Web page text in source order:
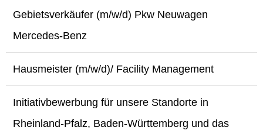
Gebietsverkäufer (m/w/d) Pkw Neuwagen
Mercedes-Benz
Hausmeister (m/w/d)/ Facility Management
Initiativbewerbung für unsere Standorte in
Rheinland-Pfalz, Baden-Württemberg und das